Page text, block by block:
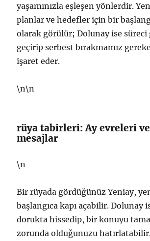
yaşamınızla eşleşen yönlerdir.
planlar ve hedefler için bir
olarak görülür; Dolunay ise süreci
geçirip serbest bırakmamız
işaret eder.
\n\n
rüya tabirleri: Ay evreleri
mesajlar
\n
Bir rüyada gördüğünüz Yeniay,
başlangıca kapı açabilir. Dolunay
dorukta hissedip, bir konuyu
zorunda olduğunuzu